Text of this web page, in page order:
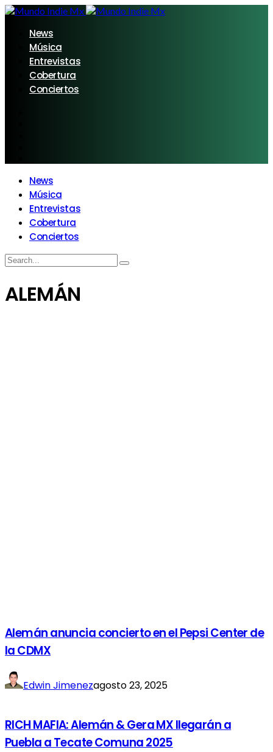
News
Música
Entrevistas
Cobertura
Conciertos
News
Música
Entrevistas
Cobertura
Conciertos
ALEMÁN
Alemán anuncia concierto en el Pepsi Center de
la CDMX
Edwin Jimenezagosto 23, 2025
RICH MAFIA: Alemán & Gera MX llegarán a
Puebla a Tecate Comuna 2025